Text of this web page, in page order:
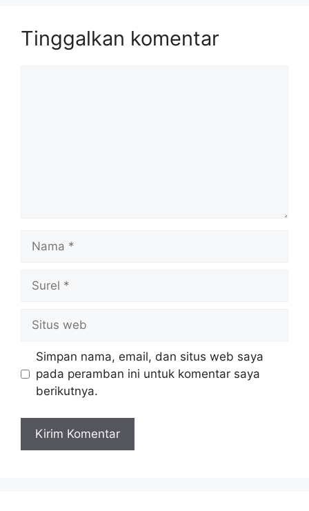
Tinggalkan komentar
Nama
Surel
Situs
web
Simpan nama, email, dan situs web saya
pada peramban ini untuk komentar saya
berikutnya.